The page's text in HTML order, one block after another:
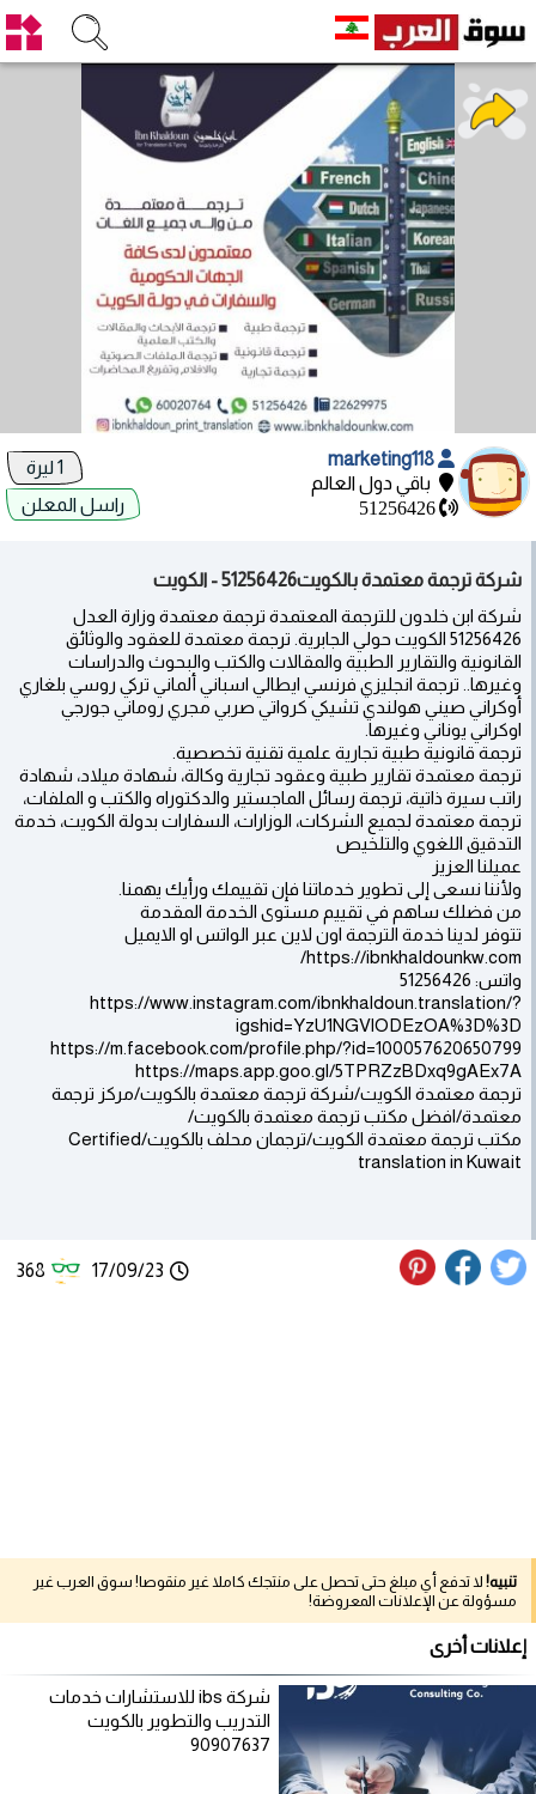
باقي دول العالم
51256426
راسل المعلن
شركة ترجمة معتمدة بالكويت51256426 - الكويت
شركة ابن خلدون للترجمة المعتمدة ترجمة معتمدة وزارة العدل
51256426 الكويت حولي الجابرية. ترجمة معتمدة للعقود والوثائق
القانونية والتقارير الطبية والمقالات والكتب والبحوث والدراسات
وغيرها.. ترجمة انجليزي فرنسي ايطالي اسباني ألماني تركي روسي بلغاري
أوكراني صيني هولندي تشيكي كرواتي صربي مجري روماني جورجي
اوكراني يوناني وغيرها.
ترجمة قانونية طبية تجارية علمية تقنية تخصصية.
ترجمة معتمدة تقارير طبية وعقود تجارية وكالة، شهادة ميلاد، شهادة
راتب سيرة ذاتية، ترجمة رسائل الماجستير والدكتوراه والكتب و الملفات،
ترجمة معتمدة لجميع الشركات، الوزارات، السفارات بدولة الكويت، خدمة
التدقيق اللغوي والتلخيص
عميلنا العزيز
ولأننا نسعى إلى تطوير خدماتنا فإن تقييمك ورأيك يهمنا.
من فضلك ساهم في تقييم مستوى الخدمة المقدمة
تتوفر لدينا خدمة الترجمة اون لاين عبر الواتس او الايميل
https://ibnkhaldounkw.com/
واتس: 51256426
https://www.instagram.com/ibnkhaldoun.translation/?
igshid=YzU1NGVlODEzOA%3D%3D
https://m.facebook.com/profile.php/?id=100057620650799
https://maps.app.goo.gl/5TPRZzBDxq9gAEx7A
ترجمة معتمدة الكويت/شركة ترجمة معتمدة بالكويت/مركز ترجمة
معتمدة/افضل مكتب ترجمة معتمدة بالكويت/
مكتب ترجمة معتمدة الكويت/ترجمان محلف بالكويت/Certified
translation in Kuwait
17/09/23
368
تنبيه! لا تدفع أي مبلغ حتى تحصل على منتجك كاملا غير منقوصا! سوق العرب غير
مسؤولة عن الإعلانات المعروضة!
إعلانات أخرى
شركة ibs للاستشارات خدمات
التدريب والتطوير بالكويت
90907637